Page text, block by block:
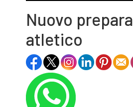
Nuovo
atletico